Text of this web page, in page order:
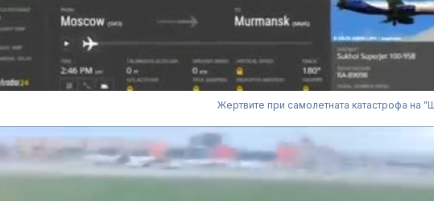
Жертвите при самолетната катастрофа на